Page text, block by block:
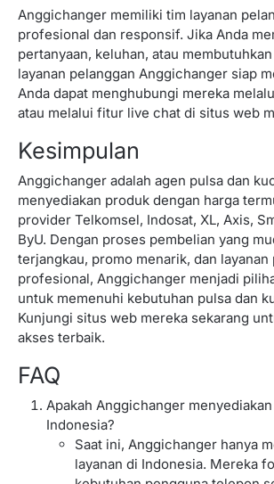
Anggichanger memiliki tim layanan
profesional dan responsif. Jika Anda
pertanyaan, keluhan, atau
layanan pelanggan Anggichanger siap
Anda dapat menghubungi mereka
atau melalui fitur live chat di situs web
Kesimpulan
Anggichanger adalah agen pulsa dan
menyediakan produk dengan harga
provider Telkomsel, Indosat, XL, Axis,
ByU. Dengan proses pembelian yang
terjangkau, promo menarik, dan layanan
profesional, Anggichanger menjadi
untuk memenuhi kebutuhan pulsa dan
Kunjungi situs web mereka sekarang
akses terbaik.
FAQ
Apakah Anggichanger
Indonesia?
Saat ini, Anggichanger hanya
layanan di Indonesia. Mereka